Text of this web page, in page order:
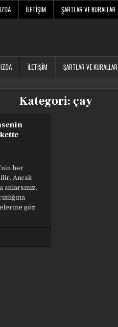
İLETIŞIM ŞARTLAR VE KURALLAR
İLETIŞIM ŞARTLAR VE KURALLAR
Kategori: çay
her
Ancak
anlarsınız.
göz